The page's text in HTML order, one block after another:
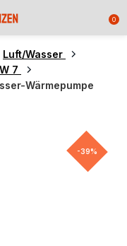
0
Luft/Wasser
7
Wärmepumpe
-39%